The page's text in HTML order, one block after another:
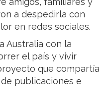
a despedirla con
en redes sociales.
Australia con la
el país y vivir
que compartía
publicaciones e